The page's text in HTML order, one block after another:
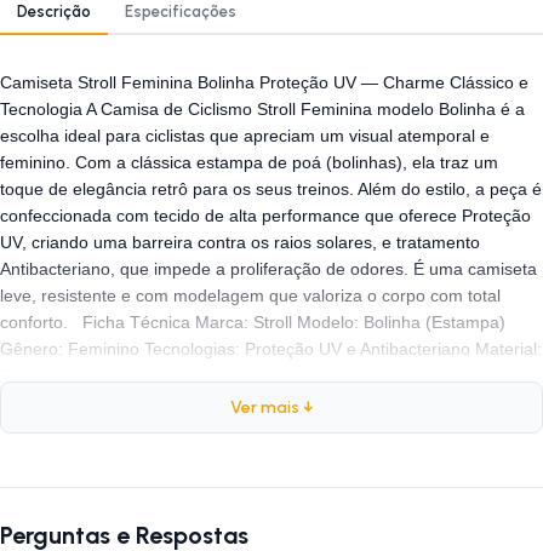
Descrição Especificações
Camiseta Stroll Feminina Bolinha Proteção UV — Charme Clássico e
Tecnologia A Camisa de Ciclismo Stroll Feminina modelo Bolinha é a
escolha ideal para ciclistas que apreciam um visual atemporal e
feminino. Com a clássica estampa de poá (bolinhas), ela traz um
toque de elegância retrô para os seus treinos. Além do estilo, a peça é
confeccionada com tecido de alta performance que oferece Proteção
UV, criando uma barreira contra os raios solares, e tratamento
Antibacteriano, que impede a proliferação de odores. É uma camiseta
leve, resistente e com modelagem que valoriza o corpo com total
conforto. Ficha Técnica Marca: Stroll Modelo: Bolinha (Estampa)
Gênero: Feminino Tecnologias: Proteção UV e Antibacteriano Material:
de Estrada, MTB e Lazer Por que comprar este produto? A Camiseta
Stroll Bolinha é uma opção realista para quem quer aliar moda e
pele. Já o tratamento antibacteriano é fundamental para manter a
Ver mais ↓
Perguntas e Respostas